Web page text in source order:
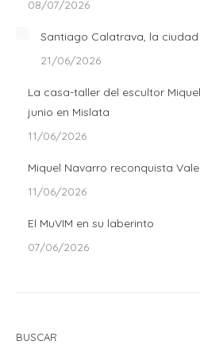
08/07/2026
Santiago Calatrava, la
21/06/2026
La casa-taller del escultor
junio en Mislata
11/06/2026
Miquel Navarro reconquista
11/06/2026
El MuVIM en su laberinto
07/06/2026
BUSCAR